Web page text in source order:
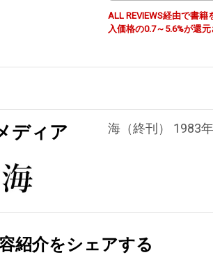
ALL REVIEWS経由で書
入価格の0.7～5.6%が還
ディア 海（終刊） 1983
紹介をシェアする